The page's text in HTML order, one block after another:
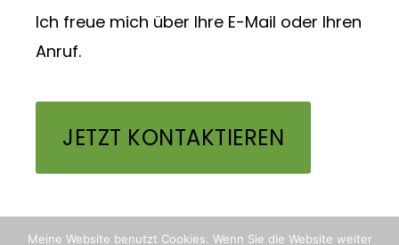
Ich freue mich über Ihre E-Mail oder Ihren
Anruf.
JETZT KONTAKTIEREN
Meine Website benutzt Cookies. Wenn Sie die Website weiter